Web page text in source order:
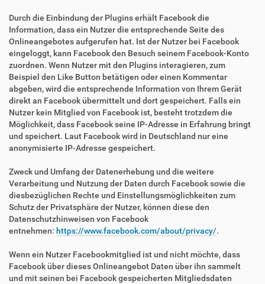
Durch die Einbindung der Plugins erhält Facebook die
Information, dass ein Nutzer die entsprechende Seite des
Onlineangebotes aufgerufen hat. Ist der Nutzer bei Facebook
eingeloggt, kann Facebook den Besuch seinem Facebook-Konto
zuordnen. Wenn Nutzer mit den Plugins interagieren, zum
Beispiel den Like Button betätigen oder einen Kommentar
abgeben, wird die entsprechende Information von Ihrem Gerät
direkt an Facebook übermittelt und dort gespeichert. Falls ein
Nutzer kein Mitglied von Facebook ist, besteht trotzdem die
Möglichkeit, dass Facebook seine IP-Adresse in Erfahrung bringt
und speichert. Laut Facebook wird in Deutschland nur eine
anonymisierte IP-Adresse gespeichert.
Zweck und Umfang der Datenerhebung und die weitere
Verarbeitung und Nutzung der Daten durch Facebook sowie die
diesbezüglichen Rechte und Einstellungsmöglichkeiten zum
Schutz der Privatsphäre der Nutzer, können diese den
Datenschutzhinweisen von Facebook
entnehmen: https://www.facebook.com/about/privacy/.
Wenn ein Nutzer Facebookmitglied ist und nicht möchte, dass
Facebook über dieses Onlineangebot Daten über ihn sammelt
und mit seinen bei Facebook gespeicherten Mitgliedsdaten